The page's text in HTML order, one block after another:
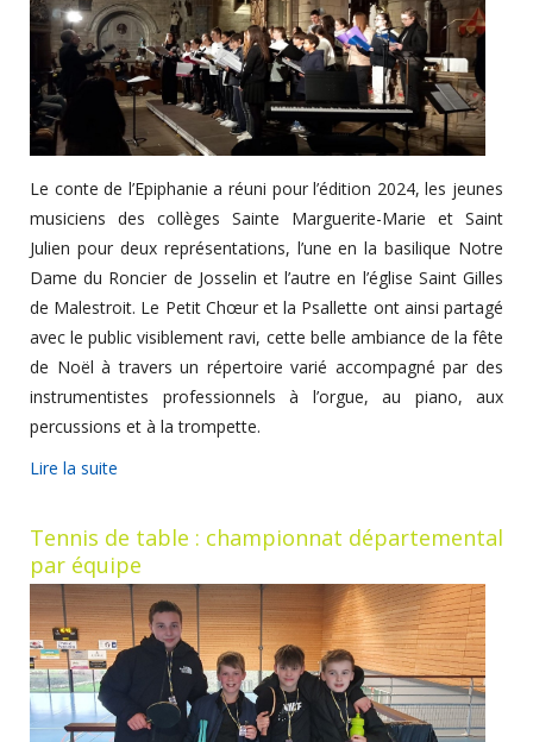
Le conte de l’Epiphanie a réuni pour l’édition 2024, les jeunes
musiciens des collèges Sainte Marguerite-Marie et Saint
Julien pour deux représentations, l’une en la basilique Notre
Dame du Roncier de Josselin et l’autre en l’église Saint Gilles
de Malestroit. Le Petit Chœur et la Psallette ont ainsi partagé
avec le public visiblement ravi, cette belle ambiance de la fête
de Noël à travers un répertoire varié accompagné par des
instrumentistes professionnels à l’orgue, au piano, aux
percussions et à la trompette.
Lire la suite
Tennis de table : championnat départemental
par équipe